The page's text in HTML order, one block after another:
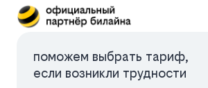
поможем выбрать тариф,
если возникли трудности